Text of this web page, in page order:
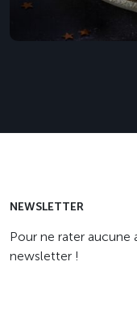
NEWSLETTER
Pour ne rater
newsletter !